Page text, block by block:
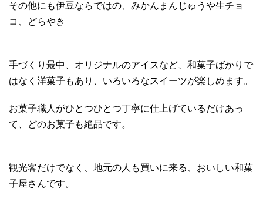
その他にも伊豆ならではの、みかんまんじゅうや生チョ
コ、どらやき
手づくり最中、オリジナルのアイスなど、和菓子ばかりで
はなく洋菓子もあり、いろいろなスイーツが楽しめます。
お菓子職人がひとつひとつ丁寧に仕上げているだけあっ
て、どのお菓子も絶品です。
観光客だけでなく、地元の人も買いに来る、おいしい和菓
子屋さんです。